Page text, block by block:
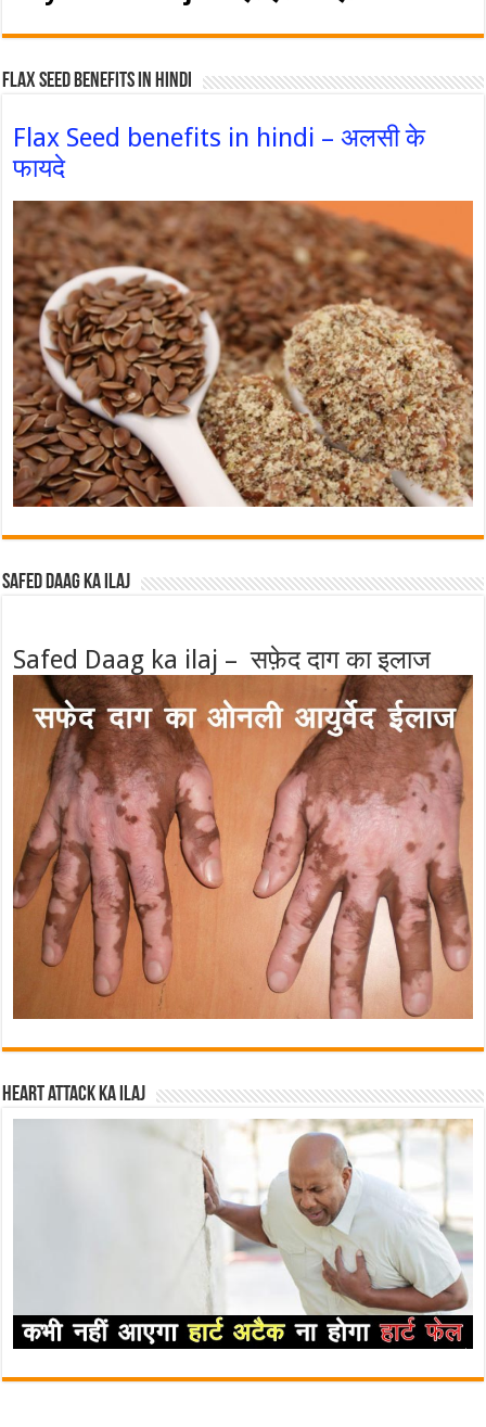
Flax Seed Benefits in hindi
Flax Seed benefits in hindi – अलसी के
फायदे
Safed Daag ka ilaj
Safed Daag ka ilaj – सफ़ेद दाग का इलाज
Heart attack ka ilaj